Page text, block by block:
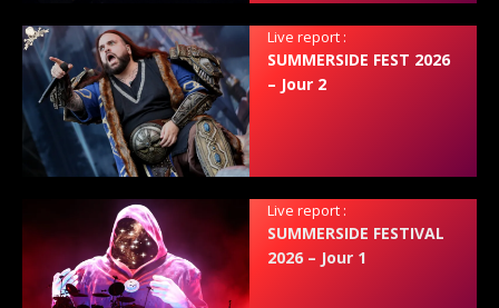
Live report :
SUMMERSIDE FEST 2026
– Jour 2
Live report :
SUMMERSIDE FESTIVAL
2026 – Jour 1